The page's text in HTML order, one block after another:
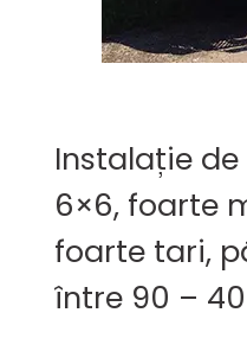
Instalație
6×6, foarte
foarte tari,
între 90 –